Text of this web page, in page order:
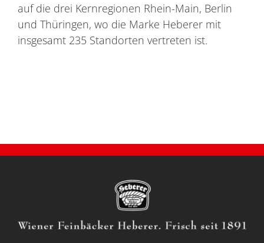
auf die drei Kernregionen Rhein-Main, Berlin
und Thüringen, wo die Marke Heberer mit
insgesamt 235 Standorten vertreten ist.